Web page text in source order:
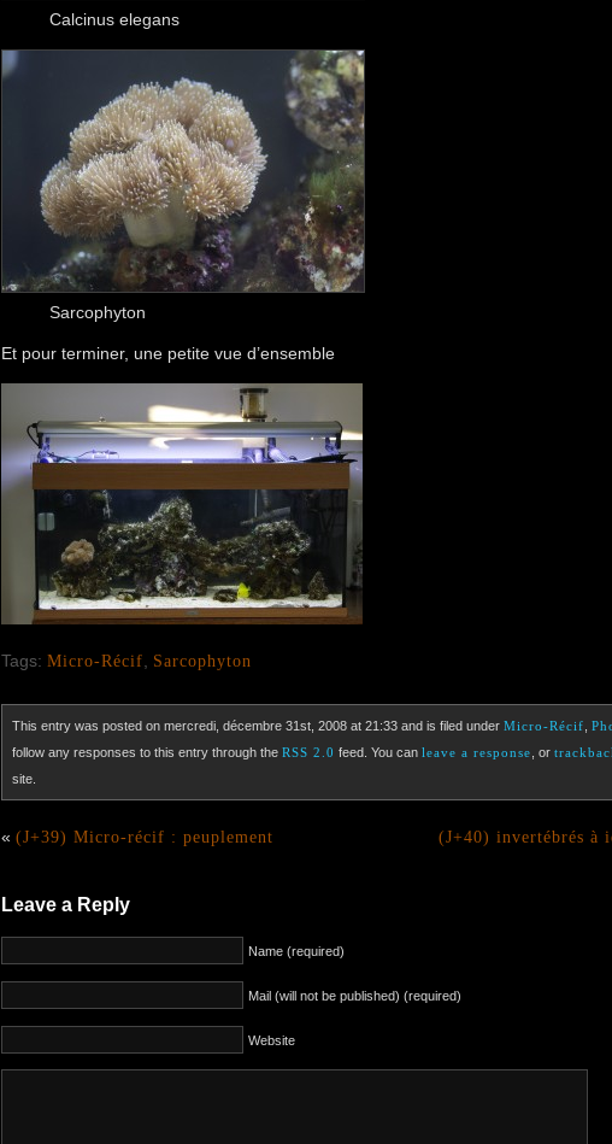
Calcinus elegans
Sarcophyton
Et pour terminer, une petite vue d’ensemble
Tags: Micro-Récif Sarcophyton
This entry was posted on mercredi, décembre 31st, 2008 at 21:33 and is filed under Micro-Récif
follow any responses to this entry through the RSS 2.0 feed. You can leave a response , or
site.
(J+40) invertébrés à
« (J+39) Micro-récif : peuplement
Leave a Reply
Name (required)
Mail (will not be published) (required)
Website